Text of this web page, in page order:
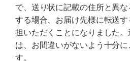
で、送り状に記載の住所と異
する場合、お届け先様に転送
担いただくことになりました
は、お間違いがないよう十分
す。